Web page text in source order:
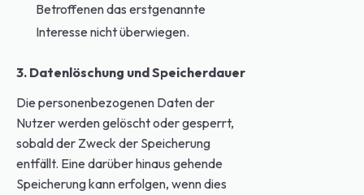
Betroffenen das erstgenannte
Interesse nicht überwiegen.
3. Datenlöschung und Speicherdauer
Die personenbezogenen Daten der
Nutzer werden gelöscht oder gesperrt,
sobald der Zweck der Speicherung
entfällt. Eine darüber hinaus gehende
Speicherung kann erfolgen, wenn dies